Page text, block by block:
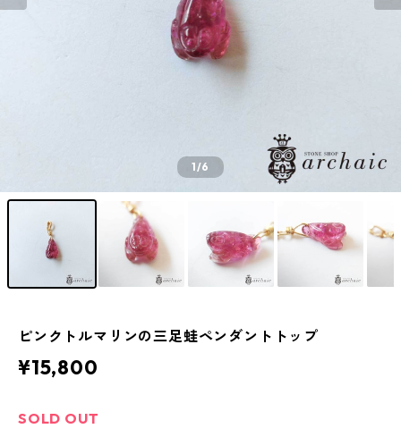
1/6
ピンクトルマリンの三足蛙ペンダントトップ
¥15,800
SOLD OUT